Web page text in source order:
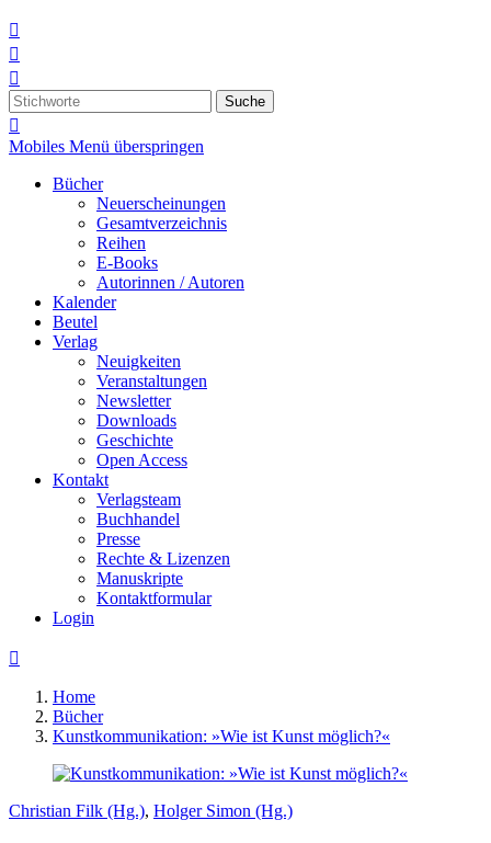



Suche

Mobiles Menü überspringen
Bücher
Neuerscheinungen
Gesamtverzeichnis
Reihen
E-Books
Autorinnen / Autoren
Kalender
Beutel
Verlag
Neuigkeiten
Veranstaltungen
Newsletter
Downloads
Geschichte
Open Access
Kontakt
Verlagsteam
Buchhandel
Presse
Rechte & Lizenzen
Manuskripte
Kontaktformular
Login

Home
Bücher
Kunstkommunikation: »Wie ist Kunst möglich?«
Christian Filk (Hg.), Holger Simon (Hg.)